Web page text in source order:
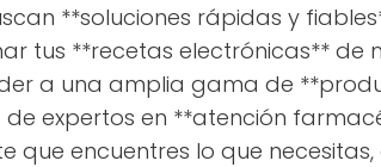
**soluciones rápidas y
tus **recetas electrónicas** de
a una amplia gama de
expertos en **atención
encuentres lo que